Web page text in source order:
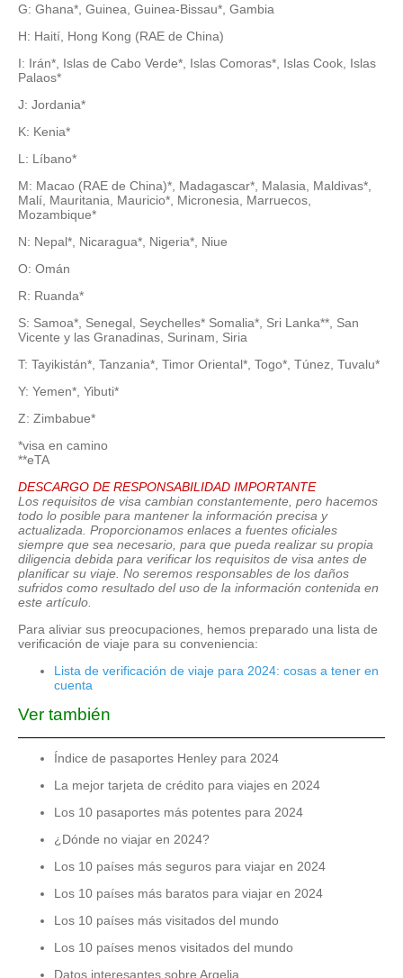
G: Ghana*, Guinea, Guinea-Bissau*, Gambia
H: Haití, Hong Kong (RAE de China)
I: Irán*, Islas de Cabo Verde*, Islas Comoras*, Islas Cook, Islas
Palaos*
J: Jordania*
K: Kenia*
L: Líbano*
M: Macao (RAE de China)*, Madagascar*, Malasia, Maldivas*,
Malí, Mauritania, Mauricio*, Micronesia, Marruecos,
Mozambique*
N: Nepal*, Nicaragua*, Nigeria*, Niue
O: Omán
R: Ruanda*
S: Samoa*, Senegal, Seychelles* Somalia*, Sri Lanka**, San
Vicente y las Granadinas, Surinam, Siria
T: Tayikistán*, Tanzania*, Timor Oriental*, Togo*, Túnez, Tuvalu*
Y: Yemen*, Yibuti*
Z: Zimbabue*
*visa en camino
**eTA
DESCARGO DE RESPONSABILIDAD IMPORTANTE
Los requisitos de visa cambian constantemente, pero hacemos
todo lo posible para mantener la información precisa y
actualizada. Proporcionamos enlaces a fuentes oficiales
siempre que sea necesario, para que pueda realizar su propia
diligencia debida para verificar los requisitos de visa antes de
planificar su viaje. No seremos responsables de los daños
sufridos como resultado del uso de la información contenida en
este artículo.
Para aliviar sus preocupaciones, hemos preparado una lista de
verificación de viaje para su conveniencia:
Lista de verificación de viaje para 2024: cosas a tener en
cuenta
Ver también
Índice de pasaportes Henley para 2024
La mejor tarjeta de crédito para viajes en 2024
Los 10 pasaportes más potentes para 2024
¿Dónde no viajar en 2024?
Los 10 países más seguros para viajar en 2024
Los 10 países más baratos para viajar en 2024
Los 10 países más visitados del mundo
Los 10 países menos visitados del mundo
Datos interesantes sobre Argelia